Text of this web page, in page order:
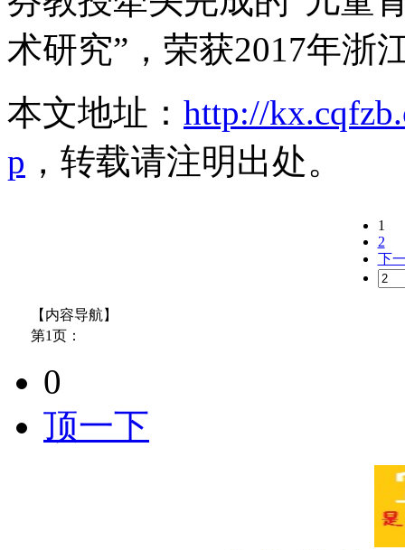
术研究”，荣获2017年浙
本文地址： http://
p ，转载请注明出处。
1
2
下
【内容导航】
第1页：
0
顶一下